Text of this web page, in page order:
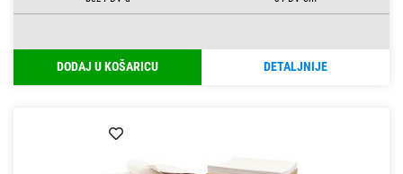
DODAJ U KOŠARICU DETALJNIJE